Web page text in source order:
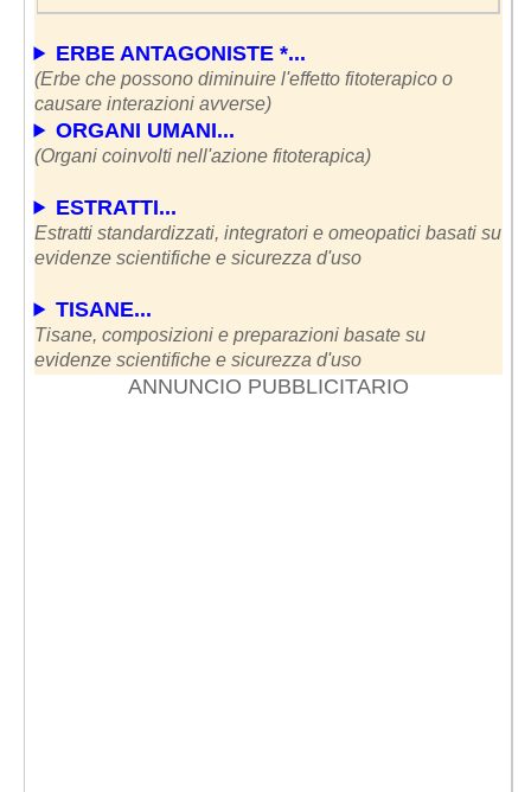
ERBE ANTAGONISTE *...
(Erbe che possono diminuire l'effetto fitoterapico o
causare interazioni avverse)
ORGANI UMANI...
(Organi coinvolti nell'azione fitoterapica)
ESTRATTI...
Estratti standardizzati, integratori e omeopatici basati su
evidenze scientifiche e sicurezza d'uso
TISANE...
Tisane, composizioni e preparazioni basate su
evidenze scientifiche e sicurezza d'uso
ANNUNCIO PUBBLICITARIO